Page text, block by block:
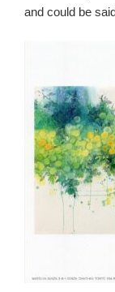
and could be